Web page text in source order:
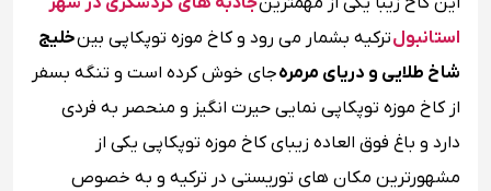
استانبولترکیه بشمار می رود و کاخ موزه توپکاپی بینخلیج
شاخ طلایی و دریای مرمرهجای خوش کرده است و تنگه بسفر
از کاخ موزه توپکاپی نمایی حیرت انگیز و منحصر به فردی
دارد و باغ فوق العاده زیبای کاخ موزه توپکاپی یکی از
مشهورترین مکان های توریستی در ترکیه و به خصوص